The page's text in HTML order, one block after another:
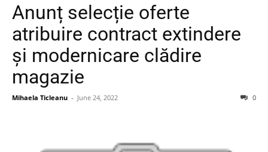
Anunț selecție oferte
atribuire contract extindere
și modernicare clădire
magazie
Mihaela Ticleanu - June 24, 2022 0